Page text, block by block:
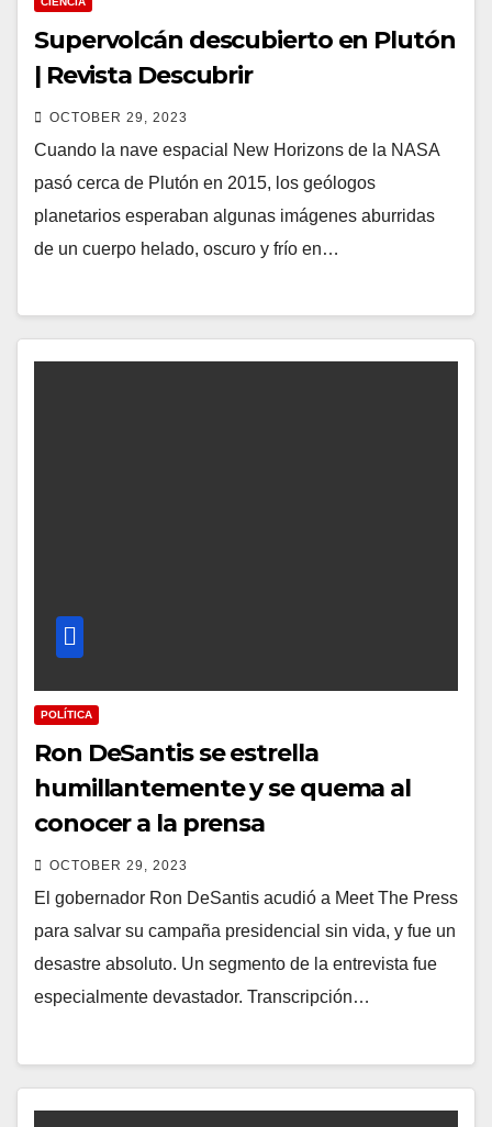
Supervolcán descubierto en Plutón
| Revista Descubrir
OCTOBER 29, 2023
Cuando la nave espacial New Horizons de la NASA
pasó cerca de Plutón en 2015, los geólogos
planetarios esperaban algunas imágenes aburridas
de un cuerpo helado, oscuro y frío en…
POLÍTICA
Ron DeSantis se estrella
humillantemente y se quema al
conocer a la prensa
OCTOBER 29, 2023
El gobernador Ron DeSantis acudió a Meet The Press
para salvar su campaña presidencial sin vida, y fue un
desastre absoluto. Un segmento de la entrevista fue
especialmente devastador. Transcripción…